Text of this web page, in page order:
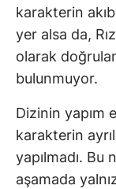
karakterin
yer alsa da,
olarak
bulunmuyor.
Dizinin yapım
karakterin
yapılmadı. Bu
aşamada